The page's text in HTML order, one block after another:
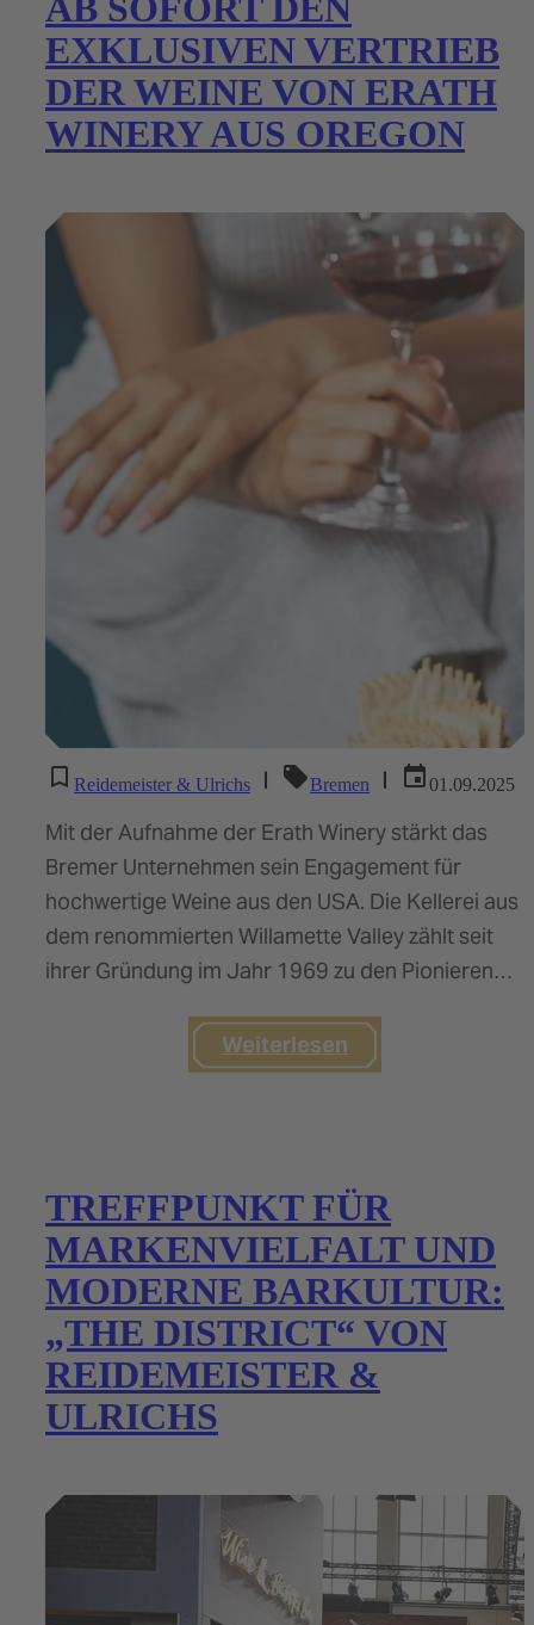
Reidemeister & Ulrichs | Bremen | 01.09.2025
EXKLUSIVEN VERTRIEB
DER WEINE VON ERATH
WINERY AUS OREGON
Mit der Aufnahme der Erath Winery stärkt das
Bremer Unternehmen sein Engagement für
hochwertige Weine aus den USA. Die Kellerei aus
dem renommierten Willamette Valley zählt seit
ihrer Gründung im Jahr 1969 zu den Pionieren
Weiterlesen
TREFFPUNKT FÜR
MARKENVIELFALT UND
MODERNE BARKULTUR:
„THE DISTRICT“ VON
REIDEMEISTER &
ULRICHS